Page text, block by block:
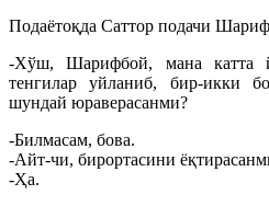
Подаётоқда Саттор подачи
-Хўш, Шарифбой, мана катта
тенгилар уйланиб, бир-икки
шундай юраверасанми?
-Билмасам, бова.
-Айт-чи, бирортасини
-Ҳа.